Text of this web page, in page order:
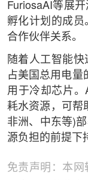
FuriosaAI等展
孵化计划的成
合作伙伴关系。
随着人工智能
占美国总用电量
用于冷却芯片
耗水资源，可帮
非洲、中东等)
源负担的前提下
免责声明：本